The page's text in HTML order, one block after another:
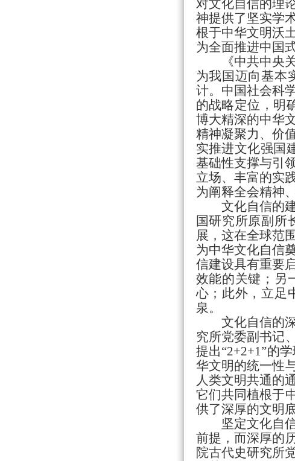
对文化自信的理
神提供了坚实学
根于中华文明沃
为全面推进中国
《中共中央
为我国迈向基本
计。中国社会科
的战略定位，明
博大精深的中华
精神凝聚力、价
实推进文化强国
基础性支撑与引
立场、丰富的实
为阐释全会精神
文化自信的
国研究所原副所
展，这在全球范
为中华文化自信
信建设具有重要
效能的关键；另
心；此外，立足
泉。
文化自信的
究所党委副书记
提出“2+2+1”的
华文明的统一性
人类文明共通的
它们共同植根于
供了深厚的文明
坚定文化自
前提，而深厚的
院古代史研究所